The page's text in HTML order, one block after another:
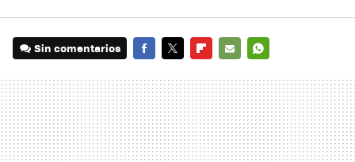
Sin comentarios
MAIL